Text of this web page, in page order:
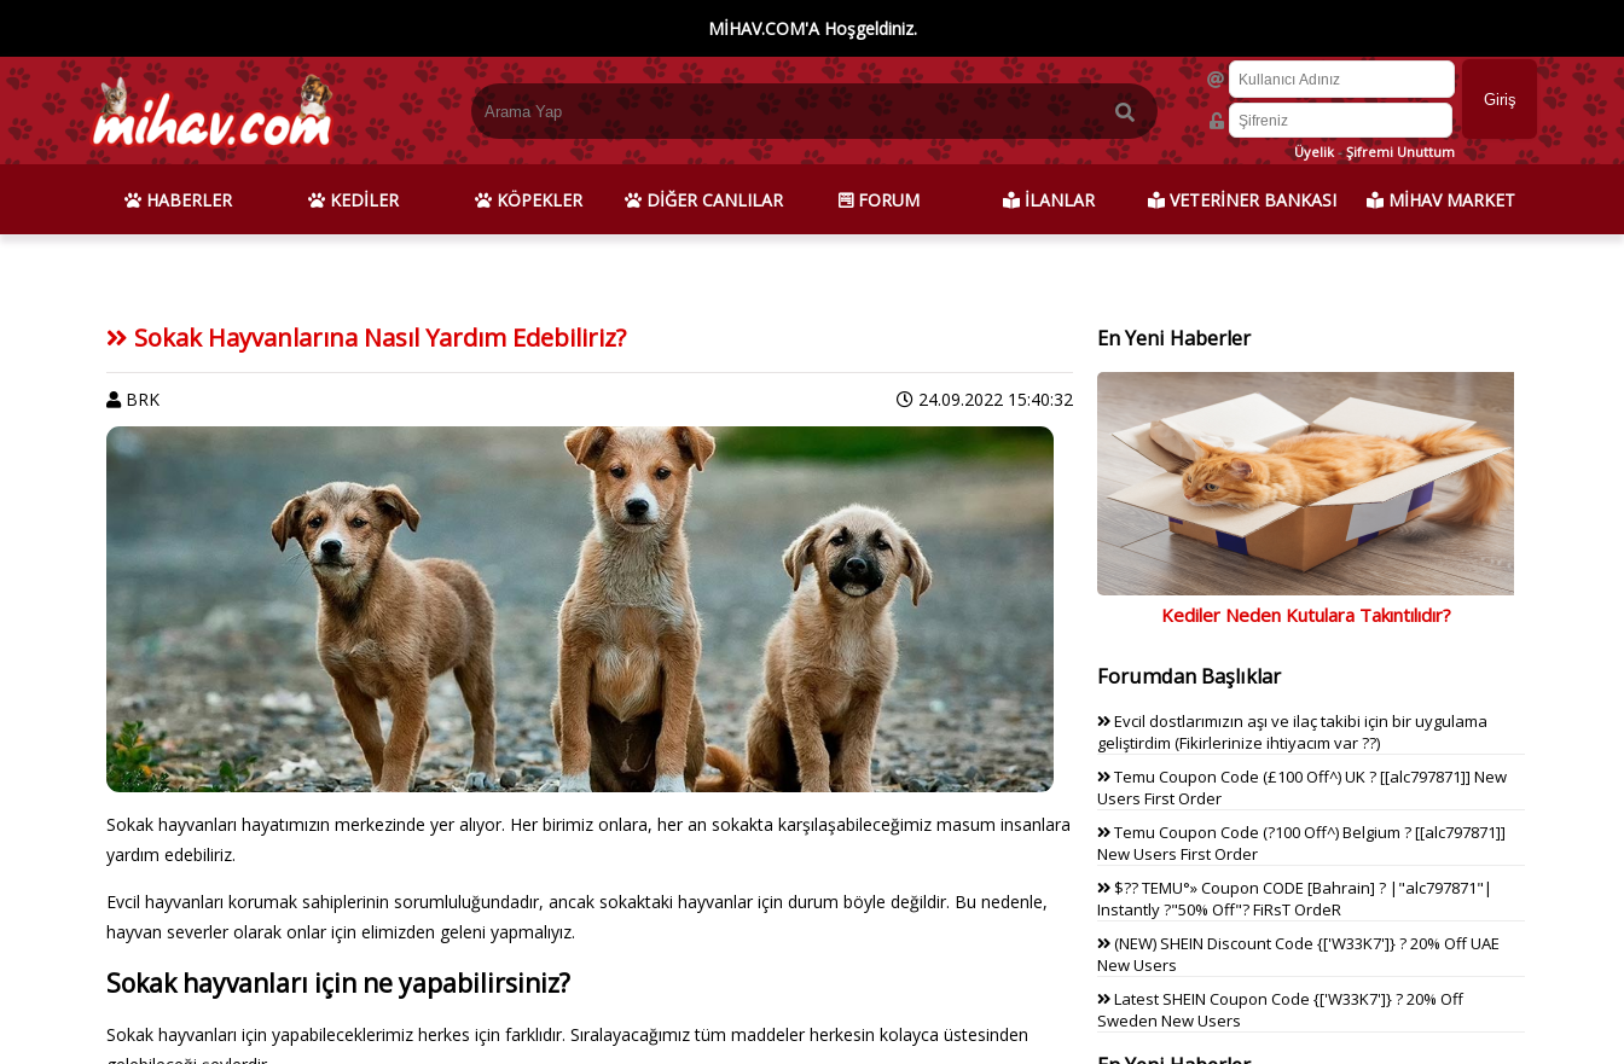
MİHAV.COM'A Hoşgeldiniz.
Üyelik-Şifremi Unuttum
HABERLER KEDİLER KÖPEKLER DİĞER CANLILAR FORUM İLANLAR VETERİNER BANKASI MİHAV MARKET
Sokak Hayvanlarına Nasıl Yardım Edebiliriz?
BRK 24.09.2022 15:40:32
Sokak hayvanları hayatımızın merkezinde yer alıyor. Her birimiz onlara, her an sokakta karşılaşabileceğimiz masum insanlara
yardım edebiliriz.
Evcil hayvanları korumak sahiplerinin sorumluluğundadır, ancak sokaktaki hayvanlar için durum böyle değildir. Bu nedenle,
hayvan severler olarak onlar için elimizden geleni yapmalıyız.
Sokak hayvanları için ne yapabilirsiniz?
Sokak hayvanları için yapabileceklerimiz herkes için farklıdır. Sıralayacağımız tüm maddeler herkesin kolayca üstesinden
En Yeni Haberler
Kediler Neden Kutulara Takıntılıdır?
Forumdan Başlıklar
Evcil dostlarımızın aşı ve ilaç takibi için bir uygulama
geliştirdim (Fikirlerinize ihtiyacım var ??)
Temu Coupon Code (£100 Off^) UK ? [[alc797871]] New
Users First Order
Temu Coupon Code (?100 Off^) Belgium ? [[alc797871]]
New Users First Order
$?? TEMU°» Coupon CODE [Bahrain] ? |"alc797871"|
Instantly ?"50% Off"? FiRsT OrdeR
(NEW) SHEIN Discount Code {['W33K7']} ? 20% Off UAE
New Users
Latest SHEIN Coupon Code {['W33K7']} ? 20% Off
Sweden New Users